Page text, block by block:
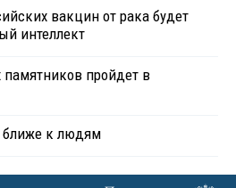
вакцин от рака будет
интеллект
пройдет в
ближе к людям